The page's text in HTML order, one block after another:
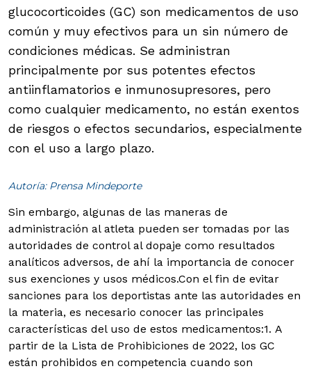
glucocorticoides (GC) son medicamentos de uso
común y muy efectivos para un sin número de
condiciones médicas. Se administran
principalmente por sus potentes efectos
antiinflamatorios e inmunosupresores, pero
como cualquier medicamento, no están exentos
de riesgos o efectos secundarios, especialmente
con el uso a largo plazo.
Autoría: Prensa Mindeporte
Sin embargo, algunas de las maneras de
administración al atleta pueden ser tomadas por las
autoridades de control al dopaje como resultados
analíticos adversos, de ahí la importancia de conocer
sus exenciones y usos médicos.Con el fin de evitar
sanciones para los deportistas ante las autoridades en
la materia, es necesario conocer las principales
características del uso de estos medicamentos:1. A
partir de la Lista de Prohibiciones de 2022, los GC
están prohibidos en competencia cuando son